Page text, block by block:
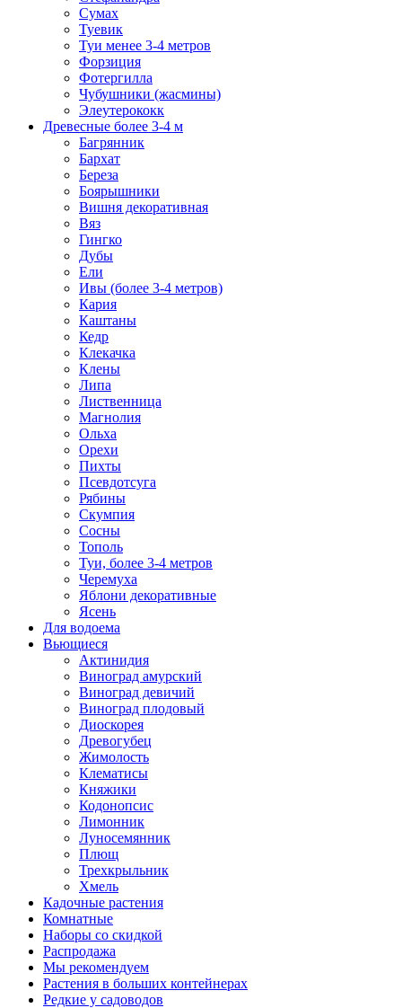
Сумах
Туевик
Туи менее 3-4 метров
Форзиция
Фотергилла
Чубушники (жасмины)
Элеутерококк
Древесные более 3-4 м
Багрянник
Бархат
Береза
Боярышники
Вишня декоративная
Вяз
Гингко
Дубы
Ели
Ивы (более 3-4 метров)
Кария
Каштаны
Кедр
Клекачка
Клены
Липа
Лиственница
Магнолия
Ольха
Орехи
Пихты
Псевдотсуга
Рябины
Скумпия
Сосны
Тополь
Туи, более 3-4 метров
Черемуха
Яблони декоративные
Ясень
Для водоема
Вьющиеся
Актинидия
Виноград амурский
Виноград девичий
Виноград плодовый
Диоскорея
Древогубец
Жимолость
Клематисы
Княжики
Кодонопсис
Лимонник
Луносемянник
Плющ
Трехкрыльник
Хмель
Кадочные растения
Комнатные
Наборы со скидкой
Распродажа
Мы рекомендуем
Растения в больших контейнерах
Редкие у садоводов